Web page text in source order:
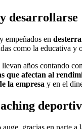
desarrollarse
empeñados en
como la educativa
llevan años contando
que afectan al
la empresa y en el
gracias en parte